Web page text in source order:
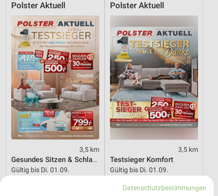
Polster Aktuell
3,5 km
Gesundes Sitzen & Schlafen
Gültig bis Di. 01.09.
Polster Aktuell
3,5 km
Testsieger Komfort
Gültig bis Di. 01.09.
JYSKDatenschutzbestimmungen